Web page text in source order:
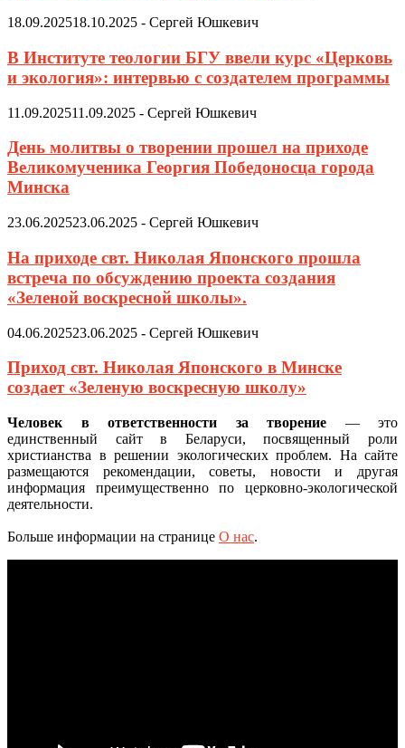
18.09.202518.10.2025 - Сергей Юшкевич
В Институте теологии БГУ ввели курс «Церковь
и экология»: интервью с создателем программы
11.09.202511.09.2025 - Сергей Юшкевич
День молитвы о творении прошел на приходе
Великомученика Георгия Победоносца города
Минска
23.06.202523.06.2025 - Сергей Юшкевич
На приходе свт. Николая Японского прошла
встреча по обсуждению проекта создания
«Зеленой воскресной школы».
04.06.202523.06.2025 - Сергей Юшкевич
Приход свт. Николая Японского в Минске
создает «Зеленую воскресную школу»
Человек в ответственности за творение — это
единственный сайт в Беларуси, посвященный роли
христианства в решении экологических проблем. На сайте
размещаются рекомендации, советы, новости и другая
информация преимущественно по церковно-экологической
деятельности.
Больше информации на странице О нас.